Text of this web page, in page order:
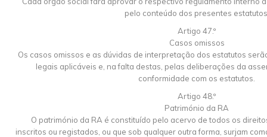
pelo conteúdo dos presentes
Artigo 47.º
Casos omissos
Os casos omissos e as dúvidas de interpretação dos estatutos
legais aplicáveis e, na falta destas, pelas deliberações da
conformidade com os estatutos.
Artigo 48.º
Património da RA
O património da RA é constituído pelo acervo de todos os
inscritos ou registados, ou que sob qualquer outra forma, surjam